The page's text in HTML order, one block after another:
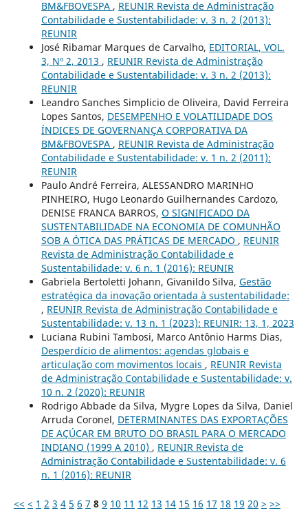
BM&FBOVESPA , REUNIR Revista de Administração
Contabilidade e Sustentabilidade: v. 3 n. 2 (2013):
REUNIR
José Ribamar Marques de Carvalho, EDITORIAL, VOL.
3, Nº 2, 2013 , REUNIR Revista de Administração
Contabilidade e Sustentabilidade: v. 3 n. 2 (2013):
REUNIR
Leandro Sanches Simplicio de Oliveira, David Ferreira
Lopes Santos, DESEMPENHO E VOLATILIDADE DOS
ÍNDICES DE GOVERNANÇA CORPORATIVA DA
BM&FBOVESPA , REUNIR Revista de Administração
Contabilidade e Sustentabilidade: v. 1 n. 2 (2011):
REUNIR
Paulo André Ferreira, ALESSANDRO MARINHO
PINHEIRO, Hugo Leonardo Guilhernandes Cardozo,
DENISE FRANCA BARROS, O SIGNIFICADO DA
SUSTENTABILIDADE NA ECONOMIA DE COMUNHÃO
SOB A ÓTICA DAS PRÁTICAS DE MERCADO , REUNIR
Revista de Administração Contabilidade e
Sustentabilidade: v. 6 n. 1 (2016): REUNIR
Gabriela Bertoletti Johann, Givanildo Silva, Gestão
estratégica da inovação orientada à sustentabilidade:
, REUNIR Revista de Administração Contabilidade e
Sustentabilidade: v. 13 n. 1 (2023): REUNIR: 13, 1, 2023
Luciana Rubini Tambosi, Marco Antônio Harms Dias,
Desperdício de alimentos: agendas globais e
articulação com movimentos locais , REUNIR Revista
de Administração Contabilidade e Sustentabilidade: v.
10 n. 2 (2020): REUNIR
Rodrigo Abbade da Silva, Mygre Lopes da Silva, Daniel
Arruda Coronel, DETERMINANTES DAS EXPORTAÇÕES
DE AÇÚCAR EM BRUTO DO BRASIL PARA O MERCADO
INDIANO (1999 A 2010) , REUNIR Revista de
Administração Contabilidade e Sustentabilidade: v. 6
n. 1 (2016): REUNIR
<< < 1 2 3 4 5 6 7 8 9 10 11 12 13 14 15 16 17 18 19 20 > >>